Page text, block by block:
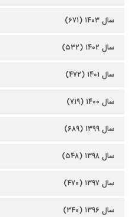
سال ۱۴۰۳ (۶۷۱)
سال ۱۴۰۲ (۵۳۲)
سال ۱۴۰۱ (۴۷۲)
سال ۱۴۰۰ (۷۱۹)
سال ۱۳۹۹ (۶۸۹)
سال ۱۳۹۸ (۵۴۸)
سال ۱۳۹۷ (۴۷۰)
سال ۱۳۹۶ (۳۴۰)